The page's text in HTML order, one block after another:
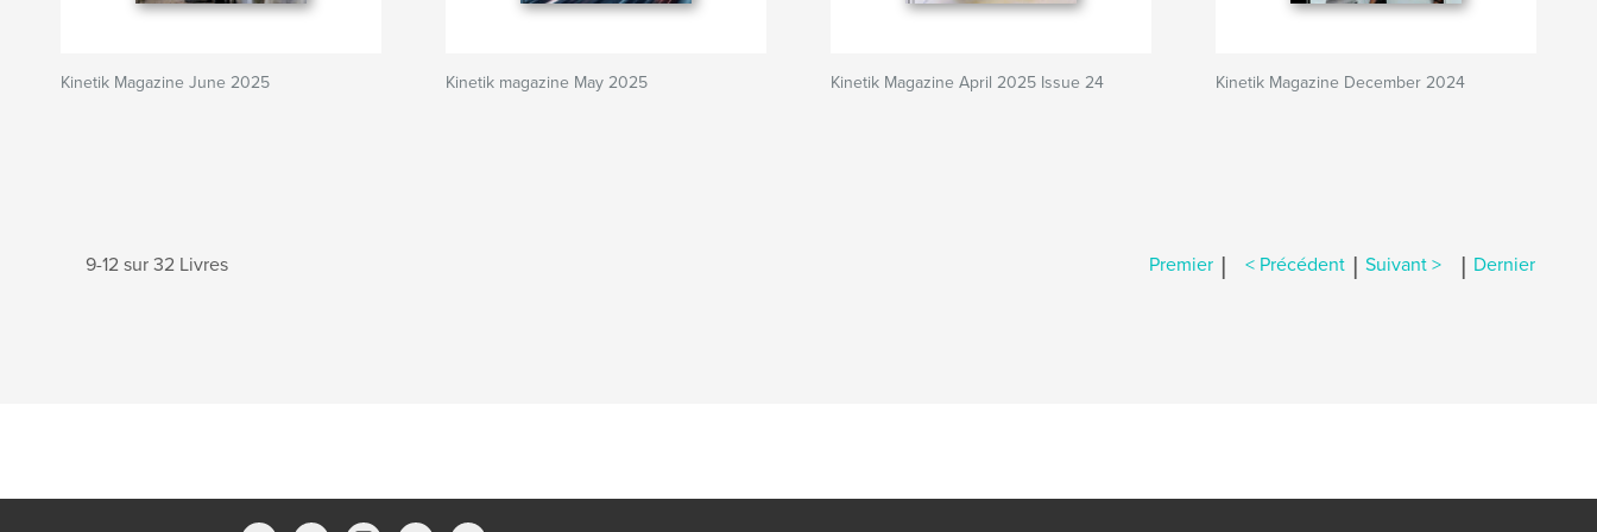
Kinetik Magazine June 2025 Kinetik magazine May 2025 Kinetik Magazine April 2025 Issue 24 Kinetik Magazine December 2024
9-12 sur 32 Livres Premier | < Précédent | Suivant > | Dernier